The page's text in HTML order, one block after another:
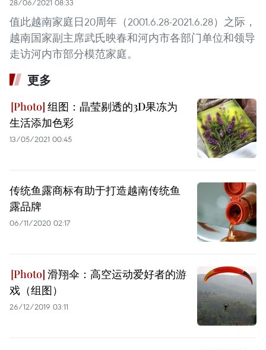
28/06/2021 08:33
值此越南家庭日20周年（2001.6.28-2021.6.28）之际，
越南国家副主席武氏映春和河内市各部门单位和领导
走访河内市部分模范家庭。
更多
组图：晶莹剔透的3D果冻为
生活添加色彩
13/05/2021 00:45
传统鱼露商标有助于打造越南传统鱼
露品牌
06/11/2020 02:17
滑翔伞：高空运动爱好者的游
戏（组图）
26/12/2019 03:11